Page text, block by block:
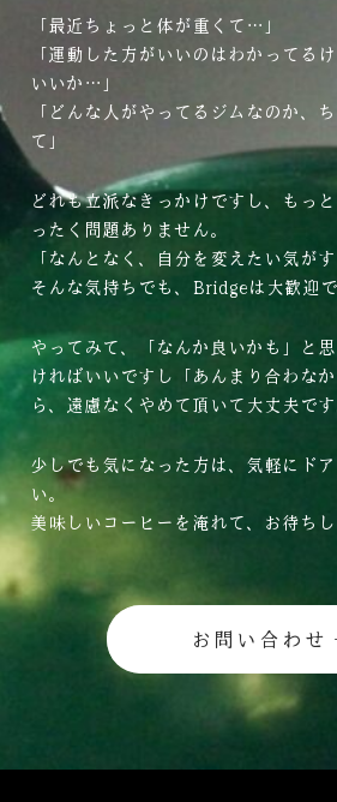
「最近ちょっと体が重くて…」
「運動した方がいいのはわかってる
いいか…」
「どんな人がやってるジムなのか、
て」
どれも立派なきっかけですし、もっ
ったく問題ありません。
「なんとなく、自分を変えたい気がす
そんな気持ちでも、Bridgeは大歓迎で
やってみて、「なんか良いかも」と
ければいいですし「あんまり合わな
ら、遠慮なくやめて頂いて大丈夫です
少しでも気になった方は、気軽にド
い。
美味しいコーヒーを淹れて、お待ちし
お問い合わせ